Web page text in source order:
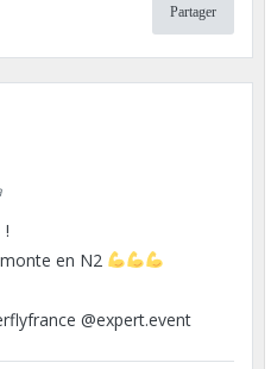
Partager
!
en N2
@expert.event